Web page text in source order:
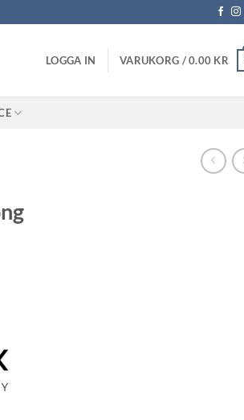
LOGGA IN VARUKORG /0.00 KR